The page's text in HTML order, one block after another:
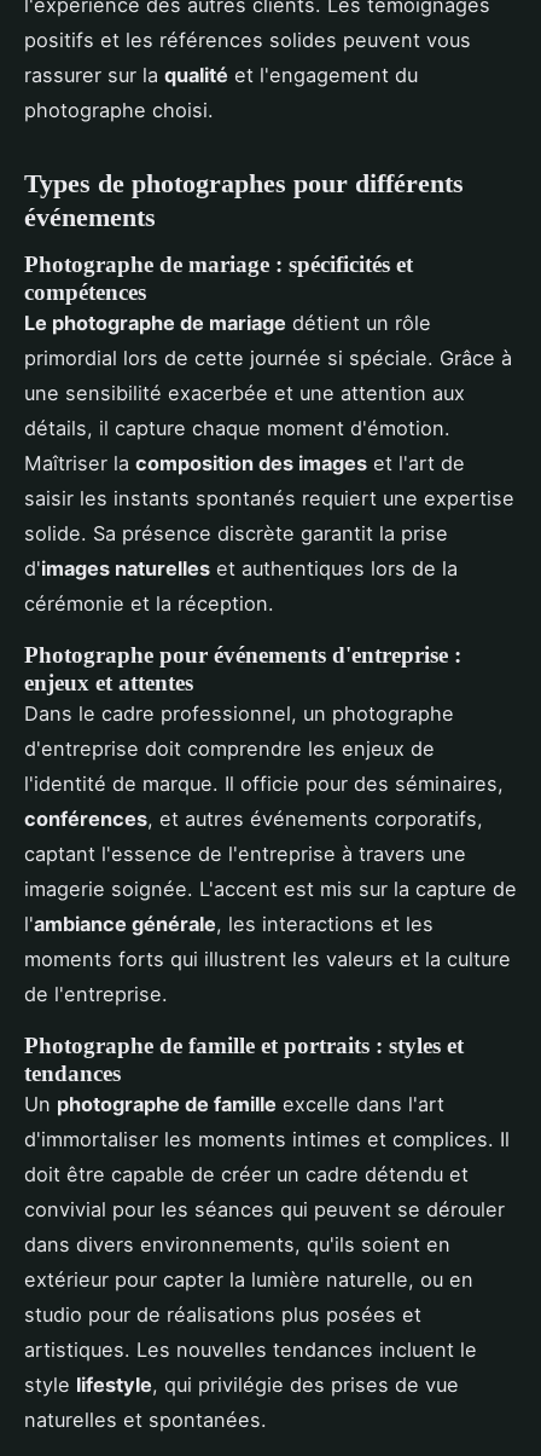
l'expérience des autres clients. Les témoignages
positifs et les références solides peuvent vous
rassurer sur la qualité et l'engagement du
photographe choisi.
Types de photographes pour différents
événements
Photographe de mariage : spécificités et
compétences
Le photographe de mariage détient un rôle
primordial lors de cette journée si spéciale. Grâce à
une sensibilité exacerbée et une attention aux
détails, il capture chaque moment d'émotion.
Maîtriser la composition des images et l'art de
saisir les instants spontanés requiert une expertise
solide. Sa présence discrète garantit la prise
d'images naturelles et authentiques lors de la
cérémonie et la réception.
Photographe pour événements d'entreprise :
enjeux et attentes
Dans le cadre professionnel, un photographe
d'entreprise doit comprendre les enjeux de
l'identité de marque. Il officie pour des séminaires,
conférences, et autres événements corporatifs,
captant l'essence de l'entreprise à travers une
imagerie soignée. L'accent est mis sur la capture de
l'ambiance générale, les interactions et les
moments forts qui illustrent les valeurs et la culture
de l'entreprise.
Photographe de famille et portraits : styles et
tendances
Un photographe de famille excelle dans l'art
d'immortaliser les moments intimes et complices. Il
doit être capable de créer un cadre détendu et
convivial pour les séances qui peuvent se dérouler
dans divers environnements, qu'ils soient en
extérieur pour capter la lumière naturelle, ou en
studio pour de réalisations plus posées et
artistiques. Les nouvelles tendances incluent le
style lifestyle, qui privilégie des prises de vue
naturelles et spontanées.